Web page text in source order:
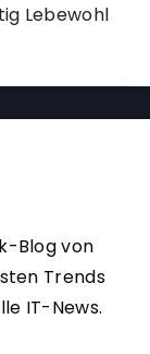
Lebewohl
Blog von
Trends
IT-News.